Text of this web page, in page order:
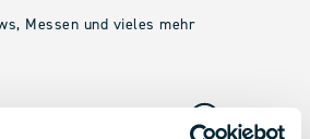
Messen und vieles mehr